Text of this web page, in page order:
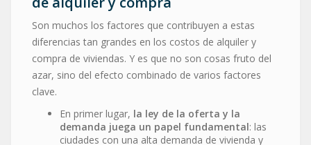
Son muchos los factores que contribuyen a estas
diferencias tan grandes en los costos de alquiler y
compra de viviendas. Y es que no son cosas fruto del
azar, sino del efecto combinado de varios factores
clave.
En primer lugar, la ley de la oferta y la
demanda juega un papel fundamental: las
ciudades con una alta demanda de vivienda y